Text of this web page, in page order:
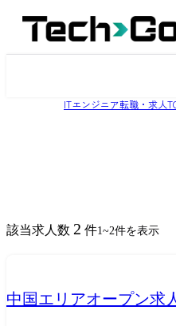
ITエンジニア転職・求人
該当求人数 2 件1~2件を表示
中国エリアオープン求